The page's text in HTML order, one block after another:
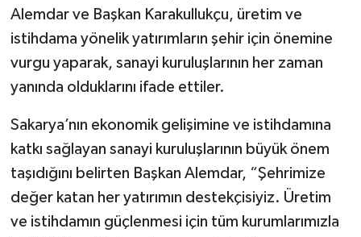
Alemdar ve Başkan Karakullukçu, üretim ve
istihdama yönelik yatırımların şehir için önemine
vurgu yaparak, sanayi kuruluşlarının her zaman
yanında olduklarını ifade ettiler.
Sakarya’nın ekonomik gelişimine ve istihdamına
katkı sağlayan sanayi kuruluşlarının büyük önem
taşıdığını belirten Başkan Alemdar, “Şehrimize
değer katan her yatırımın destekçisiyiz. Üretim
ve istihdamın güçlenmesi için tüm kurumlarımızla